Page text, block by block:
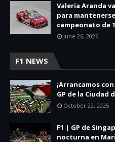
Valeria Aranda
para
campeonato de
June 26, 2026
F1 NEWS
¡Arrancamos
GP de la Ciudad
October 22, 2025
F1 | GP de
nocturna en